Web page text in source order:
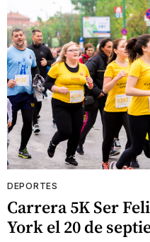
DEPORTES
Carrera 5K Ser
York el 20 de